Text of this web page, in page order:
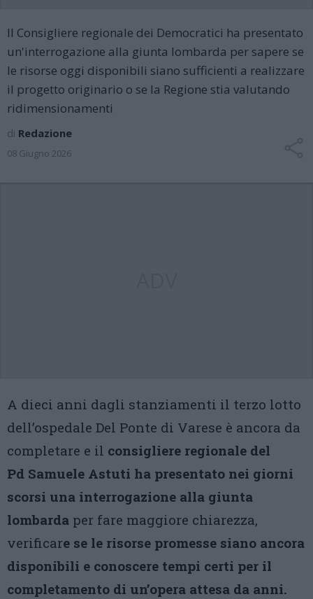
Il Consigliere regionale dei Democratici ha presentato
un'interrogazione alla giunta lombarda per sapere se
le risorse oggi disponibili siano sufficienti a realizzare
il progetto originario o se la Regione stia valutando
ridimensionamenti
di Redazione
08 Giugno 2026
A dieci anni dagli stanziamenti il terzo lotto
dell’ospedale Del Ponte di Varese è ancora da
completare e il consigliere regionale del
Pd Samuele Astuti ha presentato nei giorni
scorsi una interrogazione alla giunta
lombarda per fare maggiore chiarezza,
verificare se le risorse promesse siano ancora
disponibili e conoscere tempi certi per il
completamento di un’opera attesa da anni.